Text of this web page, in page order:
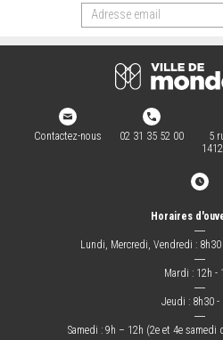
Contactez-nous 02 31 35 52 00
5
Horaires
―
Lundi, Mercredi, Vendredi :
―
Mardi : 12h -
―
Jeudi : 8h30 -
―
Samedi : 9h – 12h (2e et 4e